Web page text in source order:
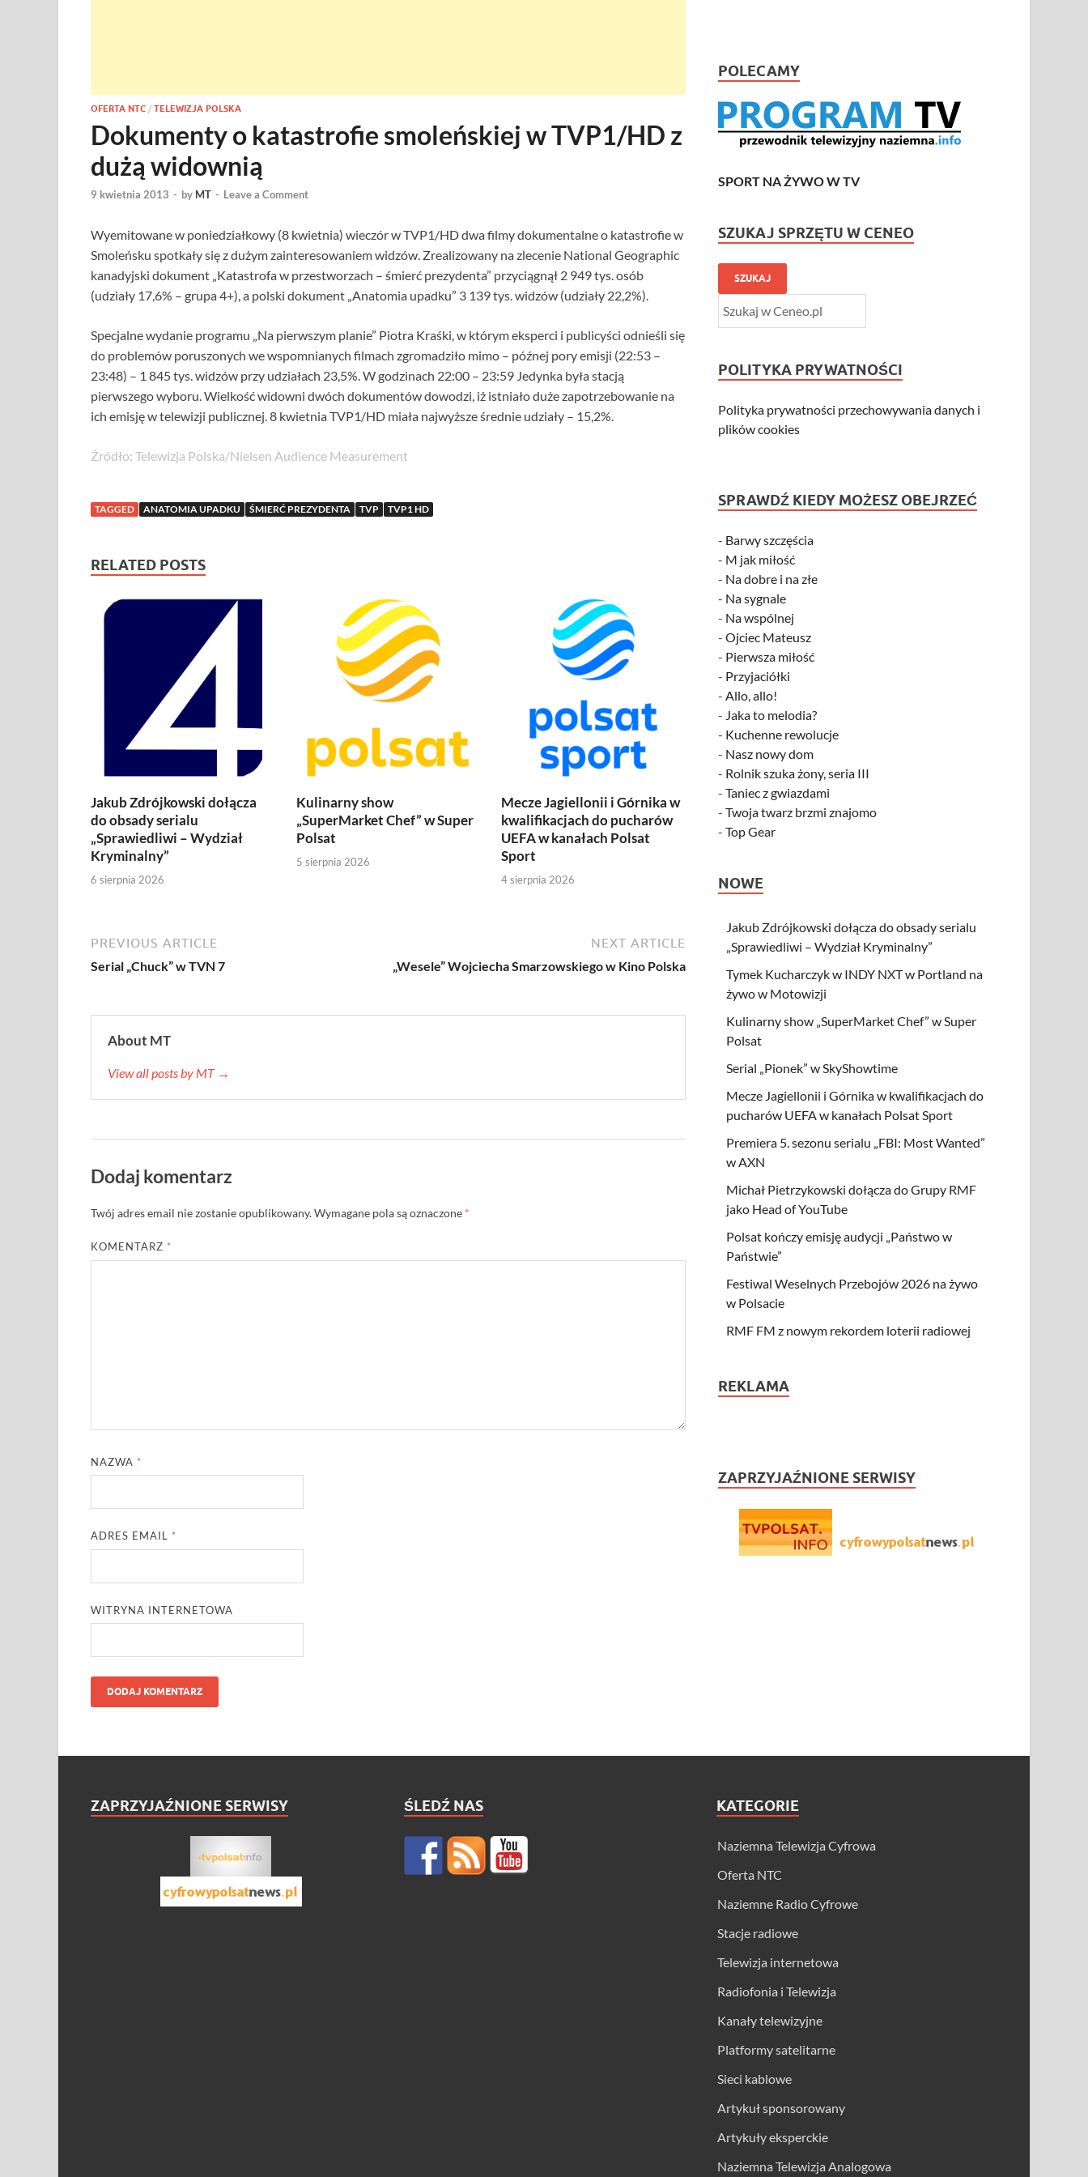
OFERTA NTC / TELEWIZJA POLSKA
Dokumenty o katastrofie smoleńskiej w TVP1/HD z
dużą widownią
9 kwietnia 2013 - by MT - Leave a Comment
Wyemitowane w poniedziałkowy (8 kwietnia) wieczór w TVP1/HD dwa filmy dokumentalne o katastrofie w
Smoleńsku spotkały się z dużym zainteresowaniem widzów. Zrealizowany na zlecenie National Geographic
kanadyjski dokument „Katastrofa w przestworzach – śmierć prezydenta” przyciągnął 2 949 tys. osób
(udziały 17,6% – grupa 4+), a polski dokument „Anatomia upadku” 3 139 tys. widzów (udziały 22,2%).
Specjalne wydanie programu „Na pierwszym planie” Piotra Kraśki, w którym eksperci i publicyści odnieśli się
do problemów poruszonych we wspomnianych filmach zgromadziło mimo – późnej pory emisji (22:53 –
23:48) – 1 845 tys. widzów przy udziałach 23,5%. W godzinach 22:00 – 23:59 Jedynka była stacją
pierwszego wyboru. Wielkość widowni dwóch dokumentów dowodzi, iż istniało duże zapotrzebowanie na
ich emisję w telewizji publicznej. 8 kwietnia TVP1/HD miała najwyższe średnie udziały – 15,2%.
Źródło: Telewizja Polska/Nielsen Audience Measurement
TAGGED ANATOMIA UPADKU ŚMIERĆ PREZYDENTA TVP TVP1 HD
RELATED POSTS
Jakub Zdrójkowski dołącza
do obsady serialu
„Sprawiedliwi – Wydział
Kryminalny”
6 sierpnia 2026
Kulinarny show
„SuperMarket Chef” w Super
Polsat
5 sierpnia 2026
Mecze Jagiellonii i Górnika w
kwalifikacjach do pucharów
UEFA w kanałach Polsat
Sport
4 sierpnia 2026
PREVIOUS ARTICLE
Serial „Chuck” w TVN 7
NEXT ARTICLE
„Wesele” Wojciecha Smarzowskiego w Kino Polska
About MT
View all posts by MT →
Dodaj komentarz
Twój adres email nie zostanie opublikowany.Wymagane pola są oznaczone *
KOMENTARZ *
NAZWA *
ADRES EMAIL *
WITRYNA INTERNETOWA
POLECAMY
SPORT NA ŻYWO W TV
SZUKAJ SPRZĘTU W CENEO
SZUKAJ
POLITYKA PRYWATNOŚCI
Polityka prywatności przechowywania danych i
plików cookies
SPRAWDŹ KIEDY MOŻESZ OBEJRZEĆ
- Barwy szczęścia
- M jak miłość
- Na dobre i na złe
- Na sygnale
- Na wspólnej
-Ojciec Mateusz
- Pierwsza miłość
- Przyjaciółki
-Allo, allo!
- Jaka to melodia?
- Kuchenne rewolucje
- Nasz nowy dom
- Rolnik szuka żony, seria III
-Taniec z gwiazdami
-Twoja twarz brzmi znajomo
-Top Gear
NOWE
Jakub Zdrójkowski dołącza do obsady serialu
„Sprawiedliwi – Wydział Kryminalny”
Tymek Kucharczyk w INDY NXT w Portland na
żywo w Motowizji
Kulinarny show „SuperMarket Chef” w Super
Polsat
Serial „Pionek” w SkyShowtime
Mecze Jagiellonii i Górnika w kwalifikacjach do
pucharów UEFA w kanałach Polsat Sport
Premiera 5. sezonu serialu „FBI: Most Wanted”
w AXN
Michał Pietrzykowski dołącza do Grupy RMF
jako Head of YouTube
Polsat kończy emisję audycji „Państwo w
Państwie”
Festiwal Weselnych Przebojów 2026 na żywo
w Polsacie
RMF FM z nowym rekordem loterii radiowej
REKLAMA
ZAPRZYJAŹNIONE SERWISY
ZAPRZYJAŹNIONE SERWISY ŚLEDŹ NAS KATEGORIE
Naziemna Telewizja Cyfrowa
Oferta NTC
Naziemne Radio Cyfrowe
Stacje radiowe
Telewizja internetowa
Radiofonia i Telewizja
Kanały telewizyjne
Platformy satelitarne
Sieci kablowe
Artykuł sponsorowany
Artykuły eksperckie
Naziemna Telewizja Analogowa